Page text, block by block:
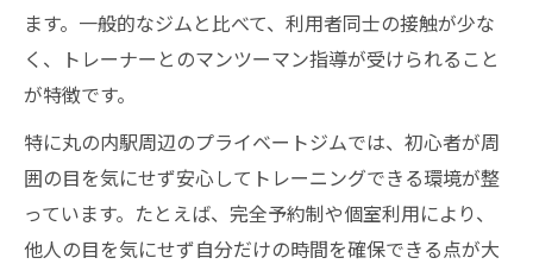
ます。一般的なジムと比べて、利用者同士の接触が少な
く、トレーナーとのマンツーマン指導が受けられること
が特徴です。
特に丸の内駅周辺のプライベートジムでは、初心者が周
囲の目を気にせず安心してトレーニングできる環境が整
っています。たとえば、完全予約制や個室利用により、
他人の目を気にせず自分だけの時間を確保できる点が大